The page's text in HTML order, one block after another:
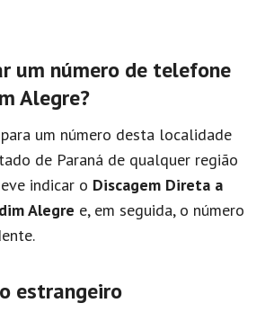
um número de telefone
Alegre?
um número desta localidade
de Paraná de qualquer região
indicar o Discagem Direta a
Alegre e, em seguida, o número
estrangeiro